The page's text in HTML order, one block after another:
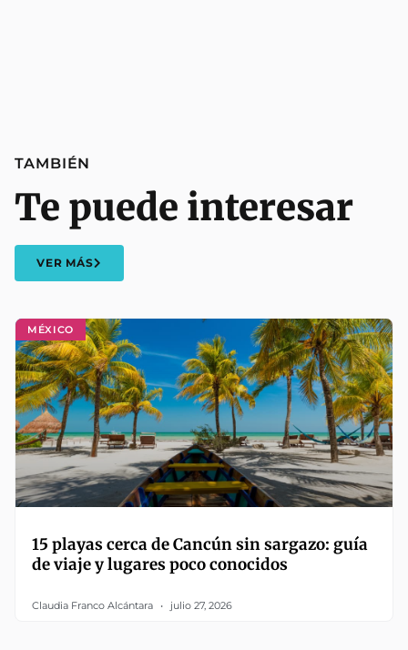
MÉXICO
15 playas cerca de Cancún sin sargazo: guía
de viaje y lugares poco conocidos
Claudia Franco Alcántara julio 27, 2026
TAMBIÉN
Te puede interesar
VER MÁS